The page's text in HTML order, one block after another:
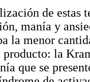
de estas
manía y
la menor
producto: la
que se